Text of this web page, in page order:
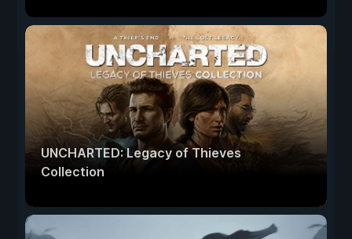
UNCHARTED: Legacy of Thieves
Collection